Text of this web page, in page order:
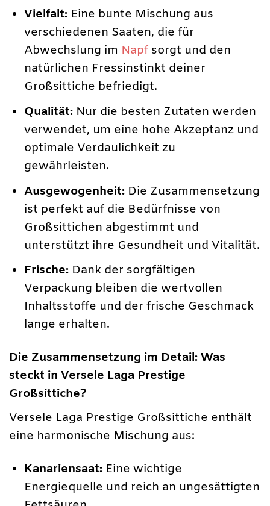
Vielfalt: Eine bunte Mischung aus
verschiedenen Saaten, die für
Abwechslung im Napf sorgt und den
natürlichen Fressinstinkt deiner
Großsittiche befriedigt.
Qualität: Nur die besten Zutaten werden
verwendet, um eine hohe Akzeptanz und
optimale Verdaulichkeit zu
gewährleisten.
Ausgewogenheit: Die Zusammensetzung
ist perfekt auf die Bedürfnisse von
Großsittichen abgestimmt und
unterstützt ihre Gesundheit und Vitalität.
Frische: Dank der sorgfältigen
Verpackung bleiben die wertvollen
Inhaltsstoffe und der frische Geschmack
lange erhalten.
Die Zusammensetzung im Detail: Was
steckt in Versele Laga Prestige
Großsittiche?
Versele Laga Prestige Großsittiche enthält
eine harmonische Mischung aus:
Kanariensaat: Eine wichtige
Energiequelle und reich an ungesättigten